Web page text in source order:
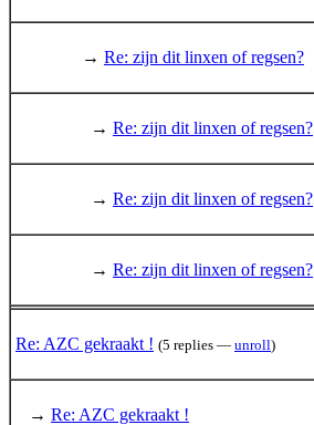
→ Re: zijn dit linxen of regsen?
→ Re: zijn dit linxen of regsen?
→ Re: zijn dit linxen of regsen?
→ Re: zijn dit linxen of regsen?
Re: AZC gekraakt ! (5 replies — unroll)
→ Re: AZC gekraakt !